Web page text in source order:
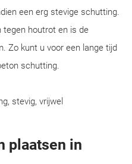
een erg stevige schutting.
tegen houtrot en is de
Zo kunt u voor een lange tijd
schutting.
stevig, vrijwel
plaatsen in